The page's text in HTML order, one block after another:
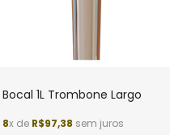
Bocal 1L Trombone Largo
8x de R$97,38 sem juros